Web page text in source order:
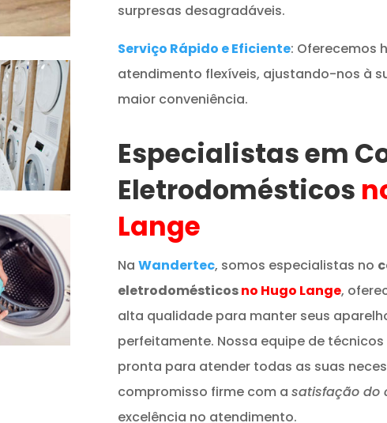
surpresas desagradáveis.
Serviço Rápido e Eficiente: Oferecemos
atendimento flexíveis, ajustando-nos à
maior conveniência.
Especialistas em
Eletrodomésticos
Lange
Na Wandertec, somos especialistas no
eletrodomésticosno Hugo Lange,
alta qualidade para manter seus
perfeitamente. Nossa equipe de
pronta para atender todas as suas
compromisso firme com a satisfação do
excelência no atendimento.